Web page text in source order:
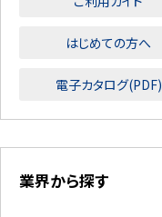
はじめての方へ
電子カタログ(PDF)
業界から探す